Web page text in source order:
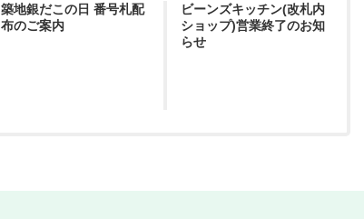
築地銀だこの日 番号札配
布のご案内
ビーンズキッチン(改札内
ショップ)営業終了のお知
らせ